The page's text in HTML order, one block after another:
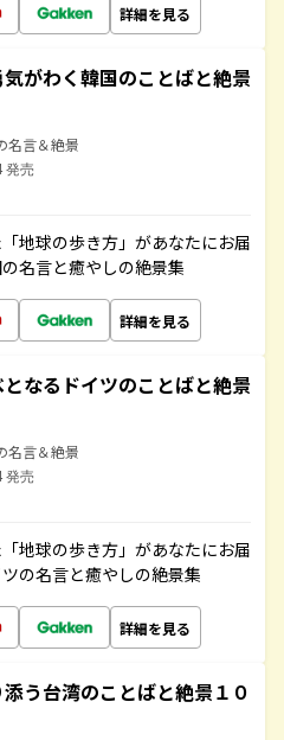
詳細を見る
がわく韓国のことばと絶景
名言＆絶景
発売
地球の歩き方」があなたにお届
名言と癒やしの絶景集
詳細を見る
なるドイツのことばと絶景
名言＆絶景
発売
地球の歩き方」があなたにお届
の名言と癒やしの絶景集
詳細を見る
う台湾のことばと絶景１０